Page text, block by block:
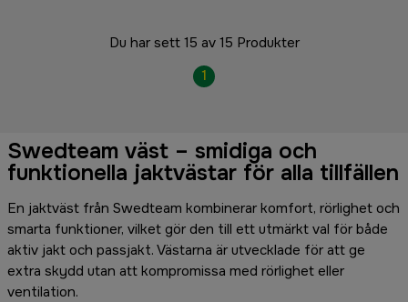
Du har sett 15 av 15 Produkter
1
Swedteam väst – smidiga och
funktionella jaktvästar för alla tillfällen
En jaktväst från Swedteam kombinerar komfort, rörlighet och
smarta funktioner, vilket gör den till ett utmärkt val för både
aktiv jakt och passjakt. Västarna är utvecklade för att ge
extra skydd utan att kompromissa med rörlighet eller
ventilation.